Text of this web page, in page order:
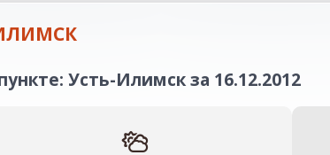
Усть-Илимск за 16.12.2012